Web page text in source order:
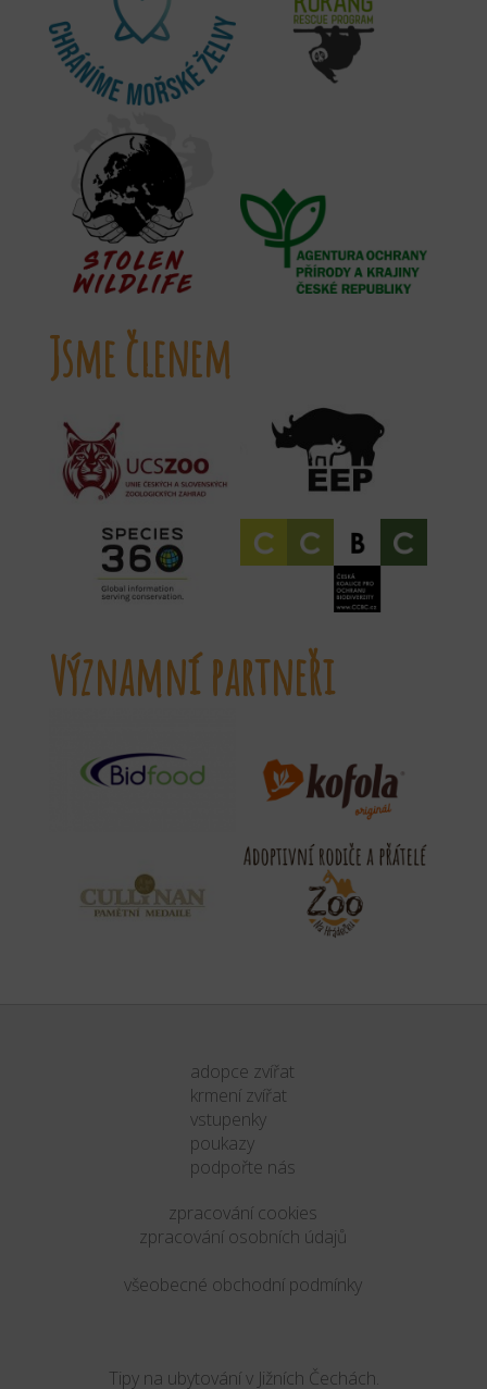
Jsme členem
Významní partneři
adopce zvířat
krmení zvířat
vstupenky
poukazy
podpořte nás
zpracování cookies
zpracování osobních údajů
všeobecné obchodní podmínky
Tipy na ubytování v Jižních Čechách.